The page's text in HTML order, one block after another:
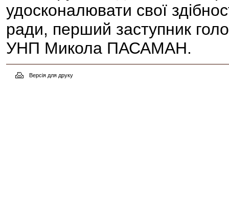
удосконалювати свої
ради, перший заступник
УНП Микола ПАСАМАН.
Версія для друку